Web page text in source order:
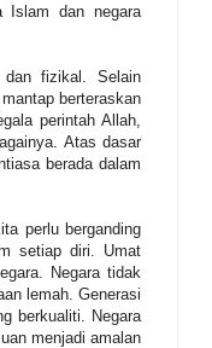
Islam dan negara
dan fizikal. Selain
berteraskan
perintah Allah,
Atas dasar
berada dalam
perlu berganding
setiap diri. Umat
Negara tidak
lemah. Generasi
berkualiti. Negara
menjadi amalan